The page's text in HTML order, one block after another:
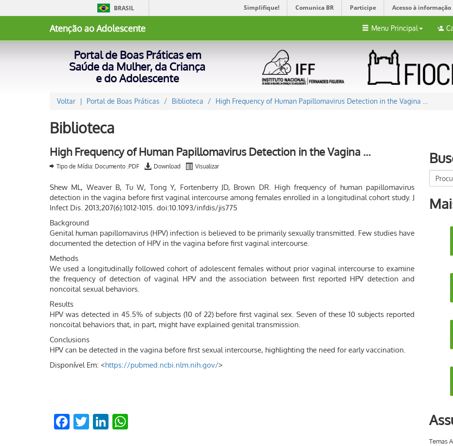
BRASIL Simplifique! Comunica BR Participe Acesso à informação
Atenção ao Adolescente Menu Principal
Portal de Boas Práticas em
Saúde da Mulher, da Criança
e do Adolescente
Voltar Portal de Boas Práticas Biblioteca High Frequency of Human Papillomavirus Detection in the Vagina …
Biblioteca
High Frequency of Human Papillomavirus Detection in the Vagina …
Tipo de Mídia: Documento .PDF Download Visualizar
Shew ML, Weaver B, Tu W, Tong Y, Fortenberry JD, Brown DR. High frequency of human papillomavirus
detection in the vagina before first vaginal intercourse among females enrolled in a longitudinal cohort study. J
Infect Dis. 2013;207(6):1012-1015. doi:10.1093/infdis/jis775
Background
Genital human papillomavirus (HPV) infection is believed to be primarily sexually transmitted. Few studies have
documented the detection of HPV in the vagina before first vaginal intercourse.
Methods
We used a longitudinally followed cohort of adolescent females without prior vaginal intercourse to examine
the frequency of detection of vaginal HPV and the association between first reported HPV detection and
noncoital sexual behaviors.
Results
HPV was detected in 45.5% of subjects (10 of 22) before first vaginal sex. Seven of these 10 subjects reported
noncoital behaviors that, in part, might have explained genital transmission.
Conclusions
HPV can be detected in the vagina before first sexual intercourse, highlighting the need for early vaccination.
Disponível Em: <https://pubmed.ncbi.nlm.nih.gov/>
Facebook
TwitterLinkedIn
Temas